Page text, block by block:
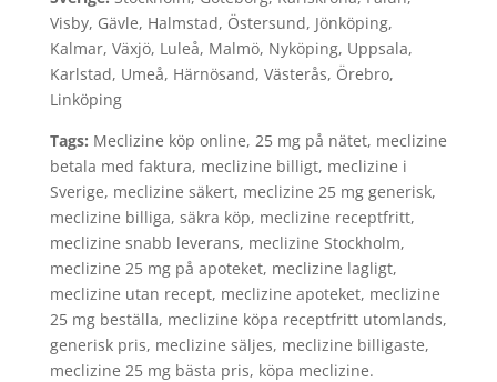
Visby, Gävle, Halmstad, Östersund, Jönköping,
Kalmar, Växjö, Luleå, Malmö, Nyköping, Uppsala,
Karlstad, Umeå, Härnösand, Västerås, Örebro,
Linköping
Tags: Meclizine köp online, 25 mg på nätet, meclizine
betala med faktura, meclizine billigt, meclizine i
Sverige, meclizine säkert, meclizine 25 mg generisk,
meclizine billiga, säkra köp, meclizine receptfritt,
meclizine snabb leverans, meclizine Stockholm,
meclizine 25 mg på apoteket, meclizine lagligt,
meclizine utan recept, meclizine apoteket, meclizine
25 mg beställa, meclizine köpa receptfritt utomlands,
generisk pris, meclizine säljes, meclizine billigaste,
meclizine 25 mg bästa pris, köpa meclizine.